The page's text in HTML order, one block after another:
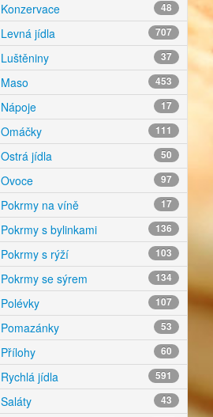
Konzervace 48
Levná jídla 707
Luštěniny 37
Maso 453
Nápoje 17
Omáčky 111
Ostrá jídla 50
Ovoce 97
Pokrmy na víně 17
Pokrmy s bylinkami 136
Pokrmy s rýží 103
Pokrmy se sýrem 134
Polévky 107
Pomazánky 53
Přílohy 60
Rychlá jídla 591
Saláty 43